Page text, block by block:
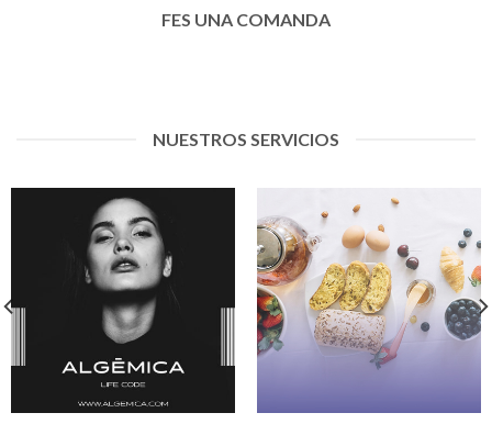
FES UNA COMANDA
NUESTROS SERVICIOS